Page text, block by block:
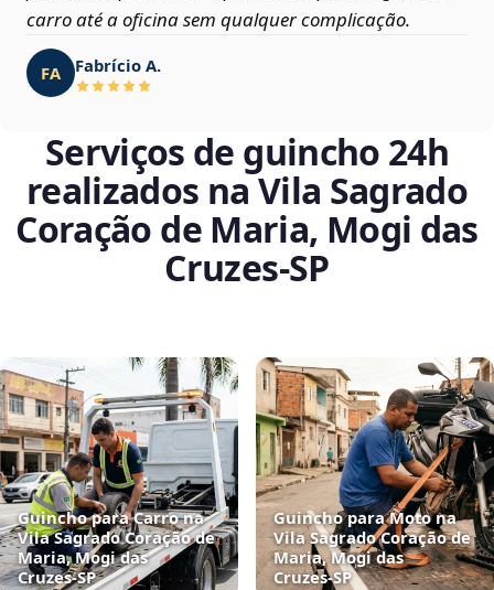
carro até a oficina sem qualquer complicação.
FA Fabrício A.
Serviços de guincho 24h
realizados na Vila Sagrado
Coração de Maria, Mogi das
Cruzes‑SP
Guincho para Carro na
Vila Sagrado Coração de
Maria, Mogi das
Cruzes‑SP
Guincho para Moto na
Vila Sagrado Coração de
Maria, Mogi das
Cruzes‑SP